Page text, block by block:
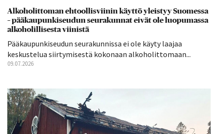
Alkoholittoman ehtoollisviinin käyttö yleistyy Suomessa
– pääkaupunkiseudun seurakunnat eivät ole luopumassa
alkoholillisesta viinistä
Pääkaupunkiseudun seurakunnissa ei ole käyty laajaa
keskustelua siirtymisestä kokonaan alkoholittomaan...
09.07.2026